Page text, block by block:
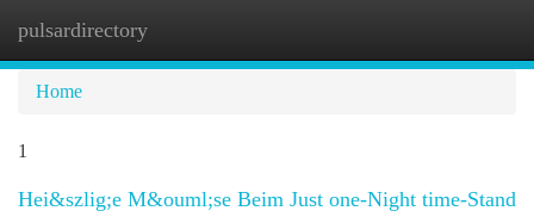
pulsardirectory
Home
1
Hei&szlig;e M&ouml;se Beim Just one-Night time-Stand